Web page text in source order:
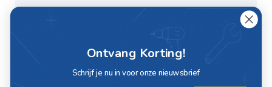
8718053213019
Ontvang Korting!
Schrijf je nu in voor onze nieuwsbrief